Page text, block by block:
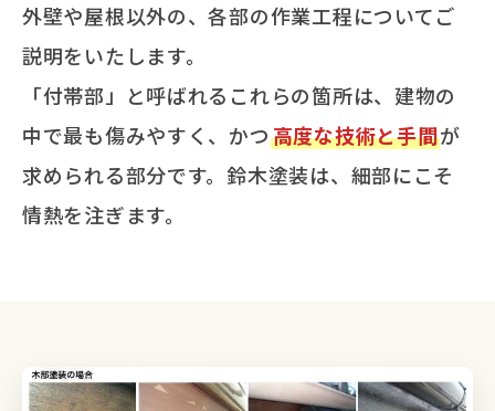
外壁や屋根以外の、各部の作業工程についてご
説明をいたします。
「付帯部」と呼ばれるこれらの箇所は、建物の
中で最も傷みやすく、かつ高度な技術と手間が
求められる部分です。鈴木塗装は、細部にこそ
情熱を注ぎます。